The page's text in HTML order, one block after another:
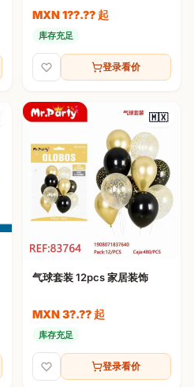
MXN 1??.?? 起
库存充足
登录看价
🇲🇽
气球套装 12pcs 家居装饰
MXN 3?.?? 起
库存充足
登录看价